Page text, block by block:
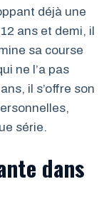
déjà une
ans et demi, il
sa course
ne l’a pas
il s’offre son
série.
dans